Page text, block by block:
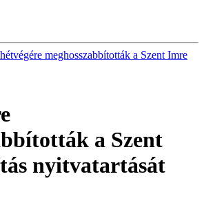
meghosszabbították a Szent Imre
a Szent
nyitvatartását